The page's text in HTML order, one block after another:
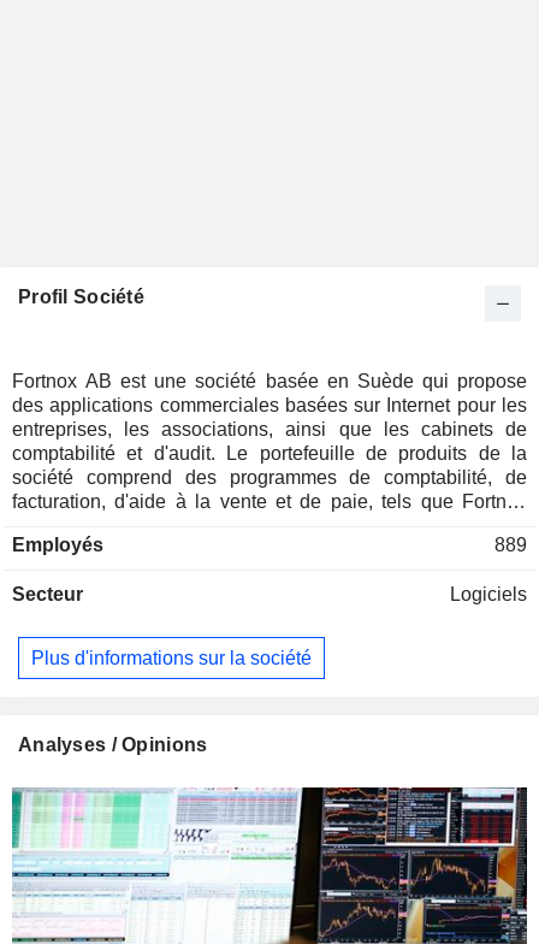
Profil Société
Fortnox AB est une société basée en Suède qui propose
des applications commerciales basées sur Internet pour les
entreprises, les associations, ainsi que les cabinets de
comptabilité et d'audit. Le portefeuille de produits de la
société comprend des programmes de comptabilité, de
facturation, d'aide à la vente et de paie, tels que Fortnox
Archive, Fortnox Time et Fortnox CRM, ainsi que d'autres
utilisateurs d'accéder aux applications via Internet et de se
31 décembre 2011, les trois principaux actionnaires de la
société étaient Karlo Forvaltnings AB (10,45 %), Banque
Employés 889
Secteur Logiciels
Plus d'informations sur la société
Analyses / Opinions